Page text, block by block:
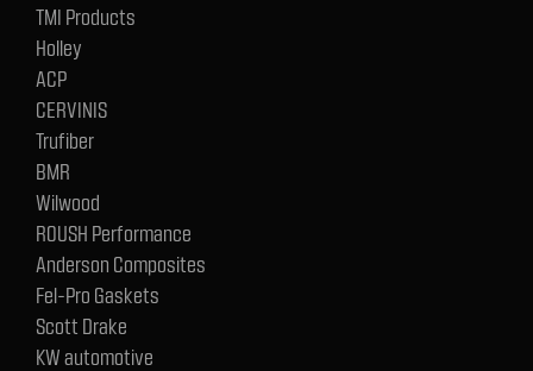
TMI Products
Holley
ACP
CERVINIS
Trufiber
BMR
Wilwood
ROUSH Performance
Anderson Composites
Fel-Pro Gaskets
Scott Drake
KW automotive